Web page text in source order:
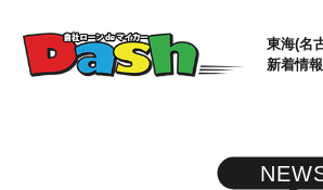
東海(名
新着情報